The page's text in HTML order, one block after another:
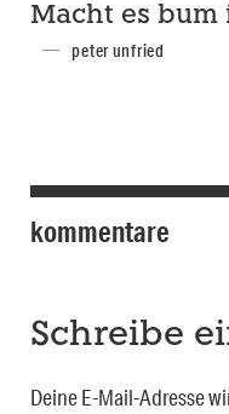
Macht es bum
peter unfried
kommentare
Schreibe
Deine E-Mail-Adresse